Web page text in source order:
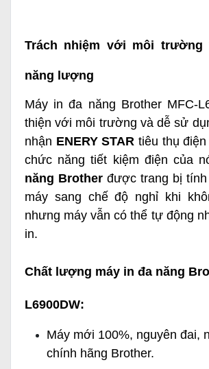
Trách nhiệm với môi trường
năng lượng
Máy in đa năng Brother MFC-
thiện với môi trường và dễ sử
nhận ENERY STAR tiêu thụ
chức năng tiết kiệm điện của
năng Brother được trang bị tính
máy sang chế độ nghỉ khi
nhưng máy vẫn có thể tự động
in.
Chất lượng máy in đa năng
L6900DW:
Máy mới 100%, nguyên đai,
chính hãng Brother.